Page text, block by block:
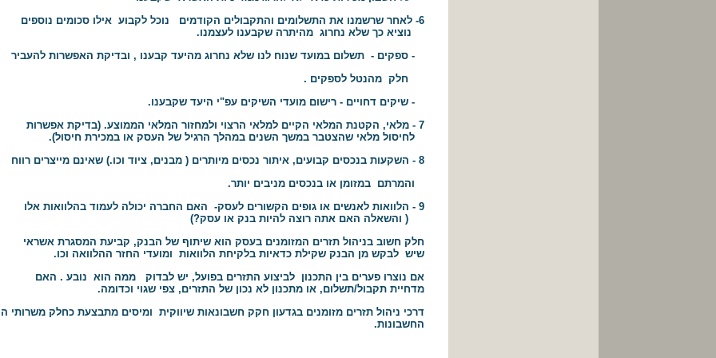
6- לאחר שרשמנו את התשלומים והתקבולים הקודמים נוכל לקבוע אילו סכומים נוספים
נוציא כך שלא נחרוג מהיתרה שקבענו לעצמנו.
- ספקים - תשלום במועד שנוח לנו שלא נחרוג מהיעד קבענו , ובדיקת האפשרות להעביר
חלק מהנטל לספקים .
- שיקים דחויים - רישום מועדי השיקים עפ"י היעד שקבענו.
7 - מלאי, הקטנת המלאי הקיים למלאי הרצוי ולמחזור המלאי הממוצע. (בדיקת אפשרות
לחיסול מלאי שהצטבר במשך השנים במהלך הרגיל של העסק או במכירת חיסול).
8 - השקעות בנכסים קבועים, איתור נכסים מיותרים ( מבנים, ציוד וכו.) שאינם מייצרים רווח
והמרתם במזומן או בנכסים מניבים יותר.
9 - הלוואות לאנשים או גופים הקשורים לעסק- האם החברה יכולה לעמוד בהלוואות אלו
( והשאלה האם אתה רוצה להיות בנק או עסק?)
חלק חשוב בניהול תזרים המזומנים בעסק הוא שיתוף של הבנק, קביעת המסגרת אשראי
שיש לבקש מן הבנק שקילת כדאיות בלקיחת הלוואות ומועדי החזר ההלוואה וכו.
אם נוצרו פערים בין התכנון לביצוע התזרים בפועל, יש לבדוק ממה הוא נובע . האם
מדחיית תקבול/תשלום, או מתכנון לא נכון של התזרים, צפי שגוי וכדומה.
דרכי ניהול תזרים מזומנים בגדעון חקק חשבונאות שיווקית ומיסים מתבצעת כחלק משרותי
החשבונות.